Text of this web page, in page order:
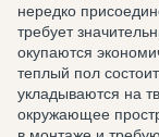
нередко
требует
окупаются
теплый пол
укладываются на
окружающее